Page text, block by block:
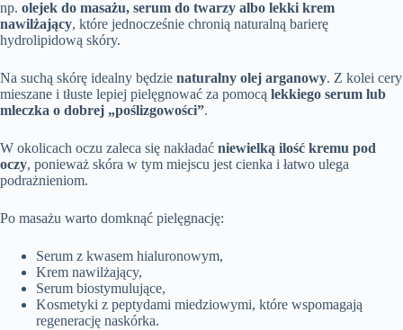
np. olejek do masażu, serum do twarzy albo lekki krem
nawilżający, które jednocześnie chronią naturalną barierę
hydrolipidową skóry.
Na suchą skórę idealny będzie naturalny olej arganowy. Z kolei cery
mieszane i tłuste lepiej pielęgnować za pomocą lekkiego serum lub
mleczka o dobrej „poślizgowości”.
W okolicach oczu zaleca się nakładać niewielką ilość kremu pod
oczy, ponieważ skóra w tym miejscu jest cienka i łatwo ulega
podrażnieniom.
Po masażu warto domknąć pielęgnację:
Serum z kwasem hialuronowym,
Krem nawilżający,
Serum biostymulujące,
Kosmetyki z peptydami miedziowymi, które wspomagają
regenerację naskórka.